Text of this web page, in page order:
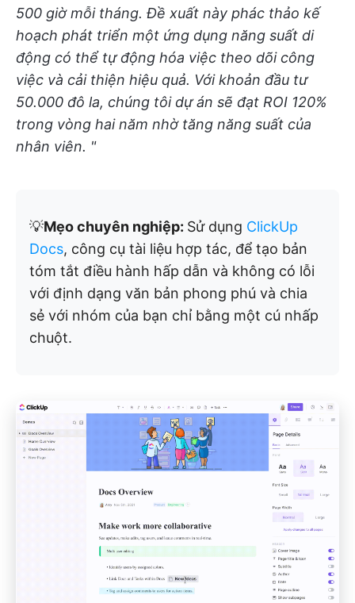
500 giờ mỗi tháng. Đề xuất này phác thảo kế
hoạch phát triển một ứng dụng năng suất di
động có thể tự động hóa việc theo dõi công
việc và cải thiện hiệu quả. Với khoản đầu tư
50.000 đô la, chúng tôi dự án sẽ đạt ROI 120%
trong vòng hai năm nhờ tăng năng suất của
nhân viên. "
💡Mẹo chuyên nghiệp: Sử dụng ClickUp
Docs, công cụ tài liệu hợp tác, để tạo bản
tóm tắt điều hành hấp dẫn và không có lỗi
với định dạng văn bản phong phú và chia
sẻ với nhóm của bạn chỉ bằng một cú nhấp
chuột.